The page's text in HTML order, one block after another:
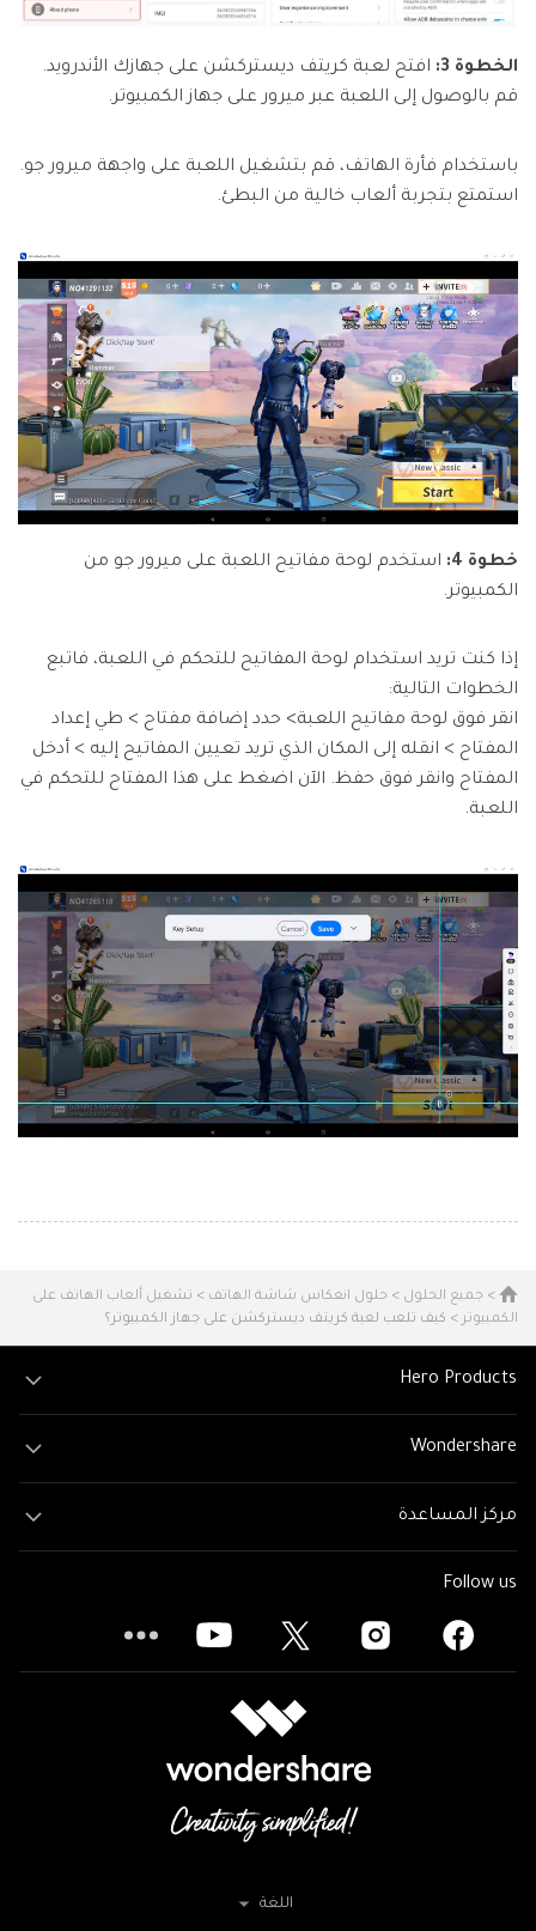
الخطوة 3:
افتح لعبة كريتف ديستركشن على جهازك الأندرويد.
قم بالوصول إلى اللعبة عبر ميرور على جهاز الكمبيوتر.
باستخدام فأرة الهاتف، قم بتشغيل اللعبة على واجهة ميرور جو.
استمتع بتجربة ألعاب خالية من البطئ.
خطوة 4:
استخدم لوحة مفاتيح اللعبة على ميرور جو من
الكمبيوتر.
إذا كنت تريد استخدام لوحة المفاتيح للتحكم في اللعبة، فاتبع
الخطوات التالية:
انقر فوق لوحة مفاتيح اللعبة> حدد إضافة مفتاح > طي إعداد
المفتاح > انقله إلى المكان الذي تريد تعيين المفاتيح إليه > أدخل
المفتاح وانقر فوق حفظ. الآن اضغط على هذا المفتاح للتحكم في
اللعبة.
> جميع الحلول > حلول انعكاس شاشة الهاتف > تشغيل ألعاب الهاتف على
الكمبيوتر > كيف تلعب لعبة كريتف ديستركشن على جهاز الكمبيوتر؟
Hero Products
Wondershare
مركز المساعدة
Follow us
اللغة